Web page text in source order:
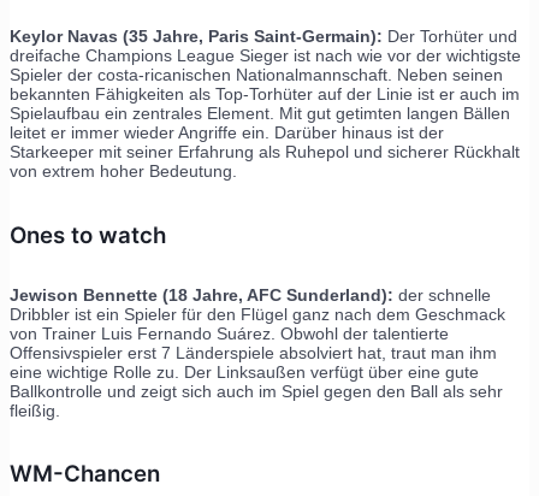
Keylor Navas (35 Jahre, Paris Saint-Germain): Der Torhüter und
dreifache Champions League Sieger ist nach wie vor der wichtigste
Spieler der costa-ricanischen Nationalmannschaft. Neben seinen
bekannten Fähigkeiten als Top-Torhüter auf der Linie ist er auch im
Spielaufbau ein zentrales Element. Mit gut getimten langen Bällen
leitet er immer wieder Angriffe ein. Darüber hinaus ist der
Starkeeper mit seiner Erfahrung als Ruhepol und sicherer Rückhalt
von extrem hoher Bedeutung.
Ones to watch
Jewison Bennette (18 Jahre, AFC Sunderland): der schnelle
Dribbler ist ein Spieler für den Flügel ganz nach dem Geschmack
von Trainer Luis Fernando Suárez. Obwohl der talentierte
Offensivspieler erst 7 Länderspiele absolviert hat, traut man ihm
eine wichtige Rolle zu. Der Linksaußen verfügt über eine gute
Ballkontrolle und zeigt sich auch im Spiel gegen den Ball als sehr
fleißig.
WM-Chancen